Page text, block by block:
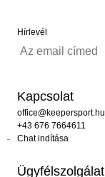
Hírlevél
Kapcsolat
office@keepersport.hu
+43 676 7664611
Chat indítása
Ügyfélszolgálat